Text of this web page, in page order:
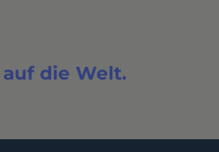
die Welt.